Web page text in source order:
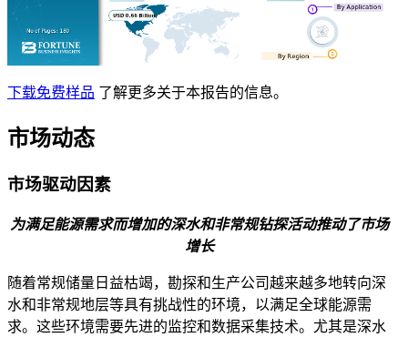
下载免费样品 了解更多关于本报告的信息。
市场动态
市场驱动因素
为满足能源需求而增加的深水和非常规钻探活动推动了市场
增长
随着常规储量日益枯竭，勘探和生产公司越来越多地转向深
水和非常规地层等具有挑战性的环境，以满足全球能源需
求。这些环境需要先进的监控和数据采集技术。尤其是深水